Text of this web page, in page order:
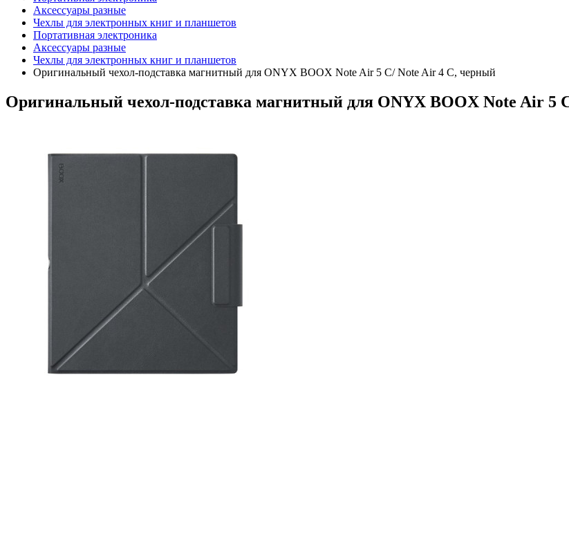
Аксессуары разные
Чехлы для электронных книг и планшетов
Портативная электроника
Аксессуары разные
Чехлы для электронных книг и планшетов
Оригинальный чехол-подставка магнитный для ONYX BOOX Note Air 5 C/ Note Air 4 C, черный
Оригинальный чехол-подставка магнитный для ONYX BOOX Note Air 5